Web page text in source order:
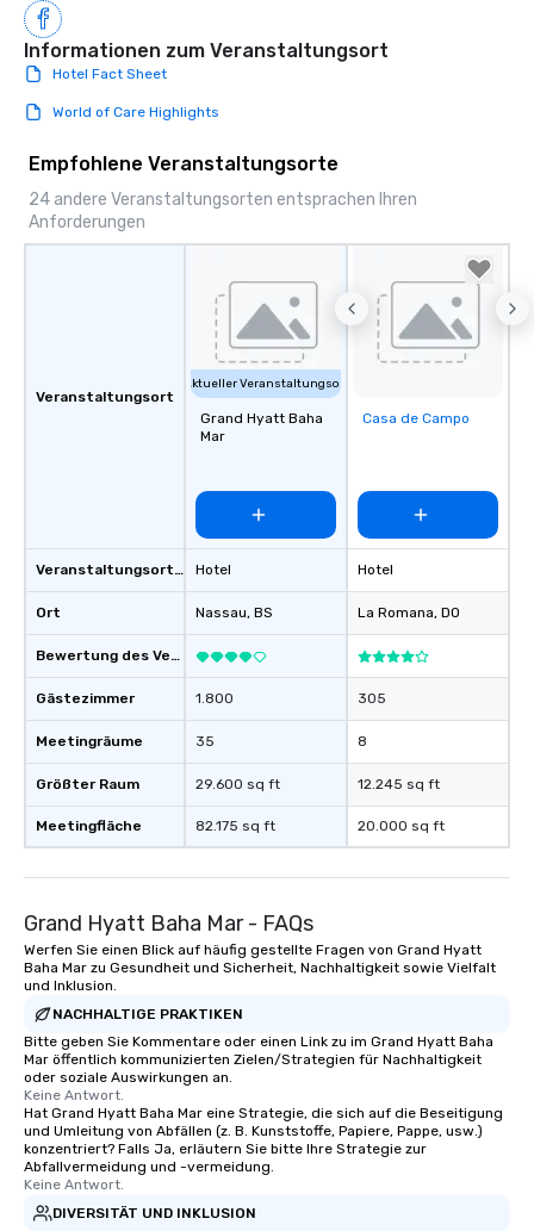
Informationen zum Veranstaltungsort
Hotel Fact Sheet
World of Care Highlights
Empfohlene Veranstaltungsorte
24 andere Veranstaltungsorten entsprachen Ihren
Anforderungen
Veranstaltungsort
Veranstaltungsortstyp
Ort
Bewertung des Veranstaltungsortes
Gästezimmer
Meetingräume
Größter Raum
Meetingfläche
Aktueller Veranstaltungsort
Grand Hyatt Baha
Mar
Hotel
Nassau, BS
1.800
35
29.600 sq ft
82.175 sq ft
Removed from
Casa de Campo
Hotel
La Romana, DO
305
8
12.245 sq ft
20.000 sq ft
Grand Hyatt Baha Mar - FAQs
Werfen Sie einen Blick auf häufig gestellte Fragen von Grand Hyatt
Baha Mar zu Gesundheit und Sicherheit, Nachhaltigkeit sowie Vielfalt
und Inklusion.
NACHHALTIGE PRAKTIKEN
Bitte geben Sie Kommentare oder einen Link zu im Grand Hyatt Baha
Mar öffentlich kommunizierten Zielen/Strategien für Nachhaltigkeit
oder soziale Auswirkungen an.
Keine Antwort.
Hat Grand Hyatt Baha Mar eine Strategie, die sich auf die Beseitigung
und Umleitung von Abfällen (z. B. Kunststoffe, Papiere, Pappe, usw.)
konzentriert? Falls Ja, erläutern Sie bitte Ihre Strategie zur
Abfallvermeidung und -vermeidung.
Keine Antwort.
DIVERSITÄT UND INKLUSION